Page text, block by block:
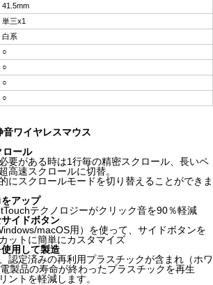
41.5mm
単三x1
白系
○
○
○
○
ワイヤレスマウス
ロール
要がある時は1行毎の精密スクロール、長いペ
高速スクロールに切替。
にスクロールモードを切り替えることができま
アップ
テクノロジーがクリック音を90％軽減
イドボタン
macOS用）を使って、サイドボタンを
ットに簡単にカスタマイズ
用して製造
認定済みの再利用プラスチックが含まれ（ホワ
製品の寿命が終わったプラスチックを再生
ントを軽減します。